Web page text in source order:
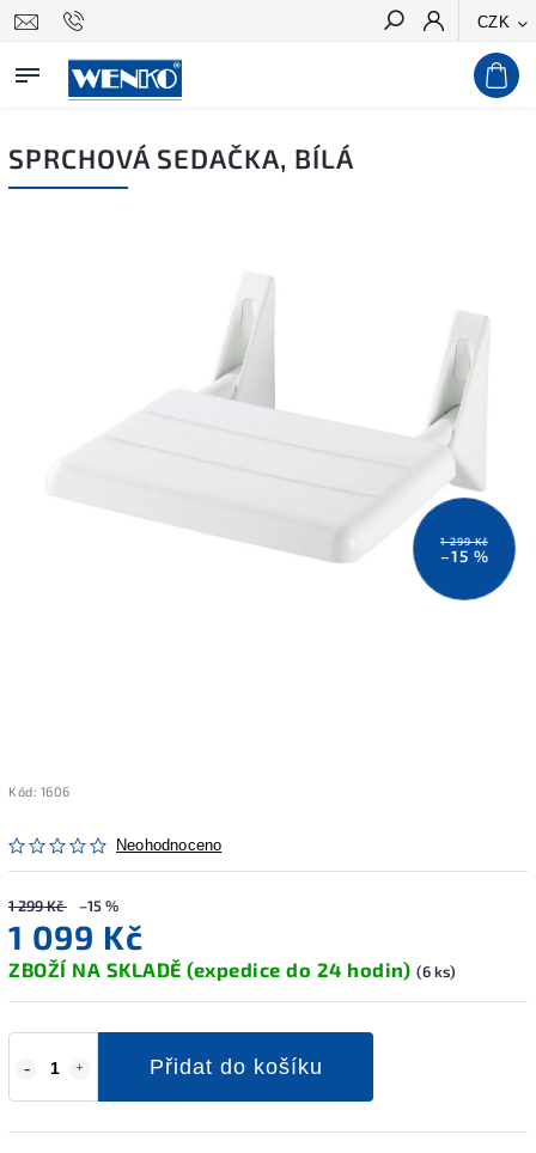
CZK
Hledat
SPRCHOVÁ SEDAČKA, BÍLÁ
1 299 Kč
–15 %
Kód: 1606
Neohodnoceno
1 299 Kč –15 %
1 099 Kč
ZBOŽÍ NA SKLADĚ (expedice do 24 hodin) (6 ks)
Přidat do košíku